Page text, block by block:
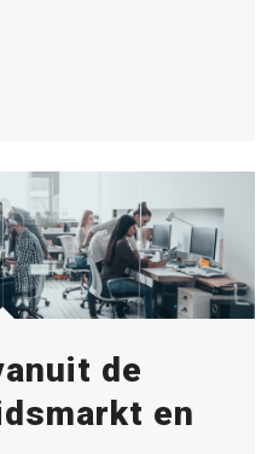
de
en